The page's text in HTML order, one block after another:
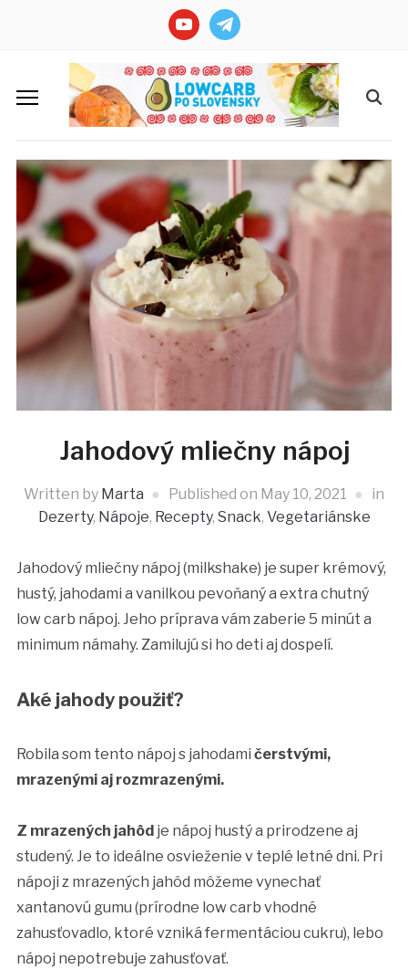
youtubetelegram
Jahodový mliečny nápoj
Written by Marta Published on May 10, 2021
in
Dezerty, Nápoje, Recepty, Snack, Vegetariánske
Jahodový mliečny nápoj (milkshake) je super krémový,
hustý, jahodami a vanilkou pevoňaný a extra chutný
low carb nápoj. Jeho príprava vám zaberie 5 minút a
minimum námahy. Zamilujú si ho deti aj dospelí.
Aké jahody použiť?
Robila som tento nápoj s jahodami čerstvými,
mrazenými aj rozmrazenými.
Z mrazených jahôdje nápoj hustý a prirodzene aj
studený. Je to ideálne osvieženie v teplé letné dni. Pri
nápoji z mrazených jahôd môžeme vynechať
xantanovú gumu (prírodne low carb vhodné
zahusťovadlo, ktoré vzniká fermentáciou cukru), lebo
nápoj nepotrebuje zahusťovať.